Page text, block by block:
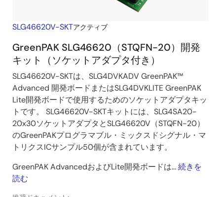
SLG46620V-SKTアクティブ
GreenPAK SLG46620（STQFN-20）開発
キット（ソケットアダプタ付き）
SLG46620V-SKTは、SLG4DVKADV GreenPAK™
Advanced 開発ボードまたはSLG4DVKLITE GreenPAK
Lite開発ボードで使用するためのソケットアダプタキッ
トです。 SLG46620V-SKTキットには、SLG4SA20-
20x30ソケットアダプタとSLG46620V（STQFN-20）
のGreenPAKプログラマブル・ミックスドシグナル・マ
トリクスICサンプル50個が含まれています。
GreenPAK AdvancedおよびLite開発ボードは...続きを
読む